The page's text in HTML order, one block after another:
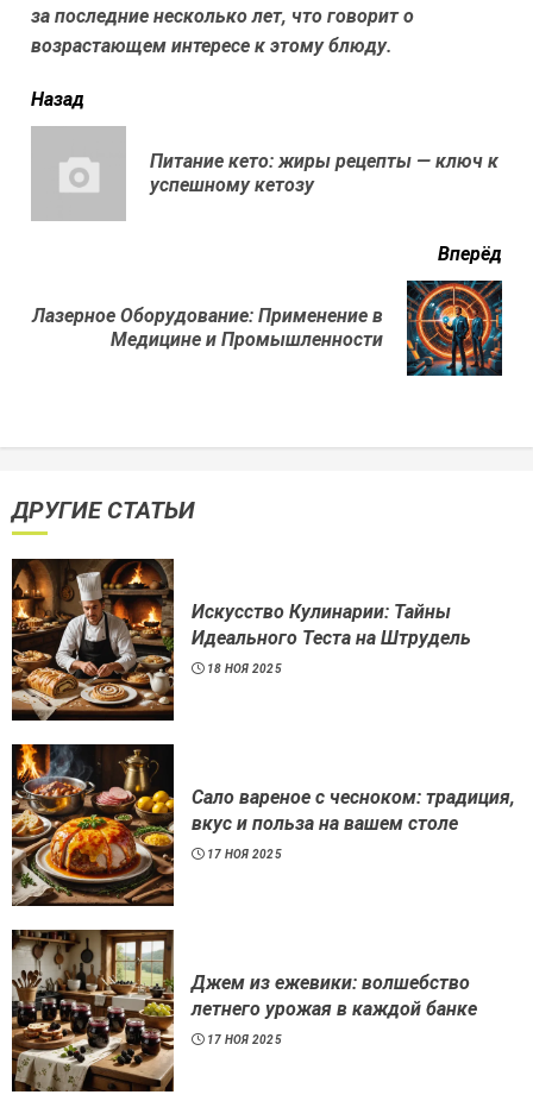
за последние несколько лет, что говорит о
возрастающем интересе к этому блюду.
читать
еще
Назад
Питание кето: жиры рецепты — ключ к
успешному кетозу
Вперёд
Next
Лазерное Оборудование: Применение в
Медицине и Промышленности
ДРУГИЕ СТАТЬИ
Искусство Кулинарии: Тайны
Идеального Теста на Штрудель
18 НОЯ 2025
Сало вареное с чесноком: традиция,
вкус и польза на вашем столе
17 НОЯ 2025
Джем из ежевики: волшебство
летнего урожая в каждой банке
17 НОЯ 2025